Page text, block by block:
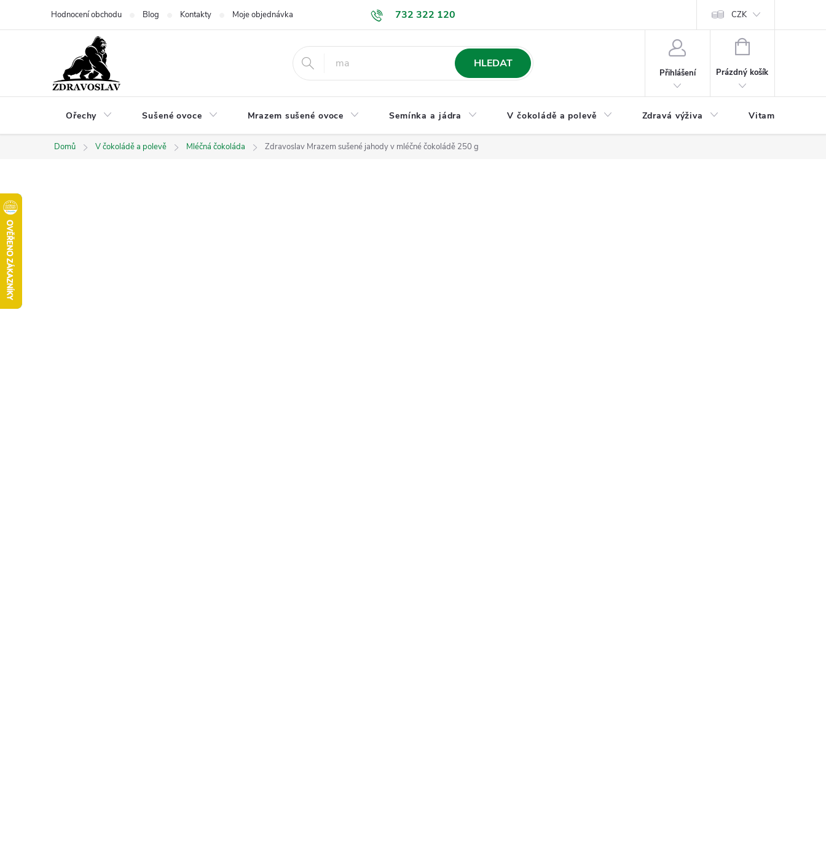
732 322 120
Hodnocení obchodu Blog Kontakty Moje objednávka GDPR a ochrana osobních údajů Jak nakupovat Formulář pro odstoupení od
CZK
HLEDAT
Přihlášení
NÁKUPNÍ
Prázdný košík
Ořechy Sušené ovoce Mrazem sušené ovoce Semínka a jádra V čokoládě a polevě Zdravá výživa Vitamíny a
Domů V čokoládě a polevě Mléčná čokoláda Zdravoslav Mrazem sušené jahody v mléčné čokoládě 250 g